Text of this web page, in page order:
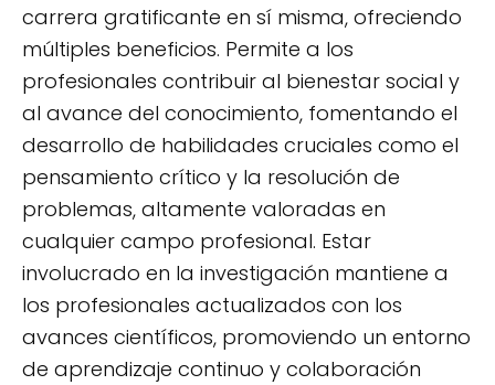
carrera gratificante en sí misma, ofreciendo
múltiples beneficios. Permite a los
profesionales contribuir al bienestar social y
al avance del conocimiento, fomentando el
desarrollo de habilidades cruciales como el
pensamiento crítico y la resolución de
problemas, altamente valoradas en
cualquier campo profesional. Estar
involucrado en la investigación mantiene a
los profesionales actualizados con los
avances científicos, promoviendo un entorno
de aprendizaje continuo y colaboración